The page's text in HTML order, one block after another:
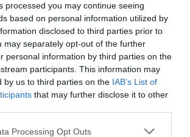
processed you may continue seeing
based on personal information utilized by
disclosed to third parties prior to
may separately opt-out of the further
personal information by third parties on the
participants. This information may
by us to third parties on the IAB’s List of
that may further disclose it to other
website/app uses one or more Google
Processing Opt Outs
Δημοφιλή